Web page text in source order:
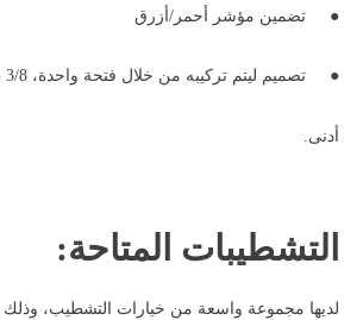
● تضمين مؤشر أحمر/أزرق
●
أدنى.
التشطيبات المتاحة:
لديها مجموعة واسعة من خيارات التشطيب، وذلك